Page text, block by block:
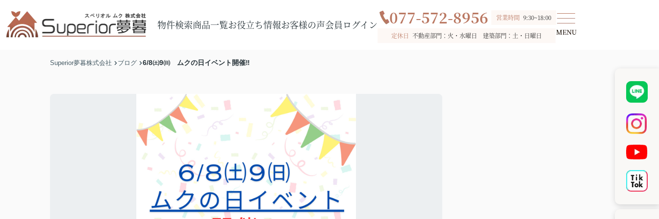
物件検索商品一覧お役立ち情報お客様の声会員ログイン 077-572-8956 営業時間 9:30~18:00
定休日 不動産部門：火・水曜日 建築部門：土・日曜日
Superior夢暮株式会社 ブログ 6/8㈯9㈰ ムクの日イベント開催‼